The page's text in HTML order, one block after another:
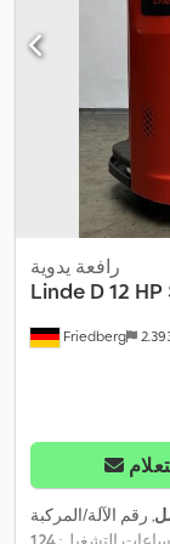
Friedberg
رافعة يدوية
Linde D 12 HP